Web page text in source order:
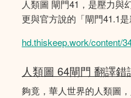
人類圖 閘門41，是壓力與
更與官方說的「閘門41.1是
hd.thiskeep.work/content/
人類圖 64閘門 翻譯錯
夠竟，華人世界的人類圖